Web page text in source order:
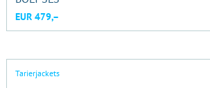
EUR 479,–
Tarierjackets